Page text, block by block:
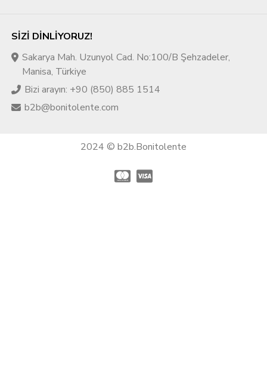
SIZI DINLIYORUZ!
Sakarya Mah. Uzunyol Cad. No:100/B Şehzadeler,
Manisa, Türkiye
Bizi arayın: +90 (850) 885 1514
b2b@bonitolente.com
2024 © b2b.Bonitolente